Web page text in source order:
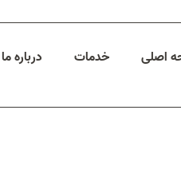
اصلی خدمات درباره ما